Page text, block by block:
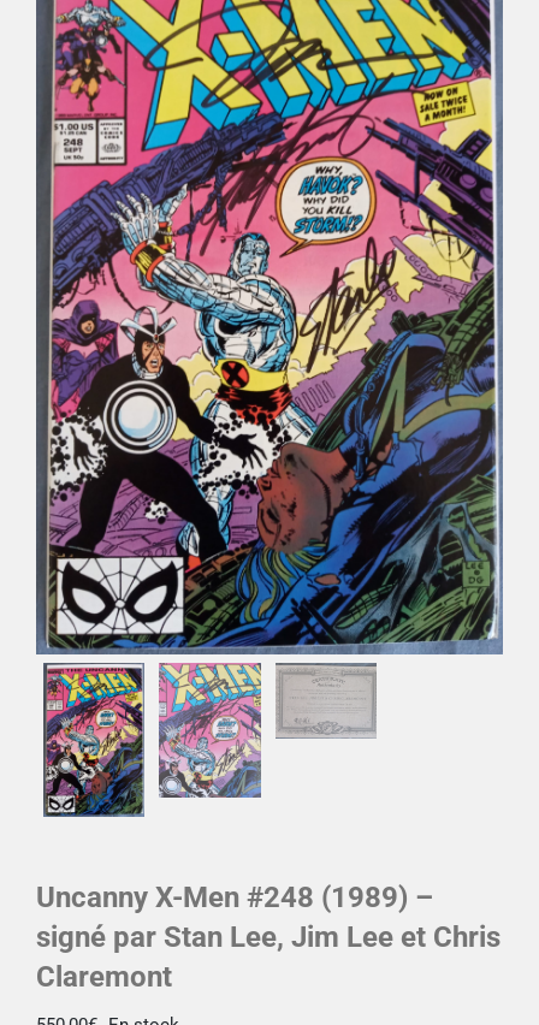
Déco
Pub
Livres & BD
Jeux & Jouets
Son & Cinéma
Singularités
Uncanny X-Men #248 (1989) –
signé par Stan Lee, Jim Lee et Chris
Claremont